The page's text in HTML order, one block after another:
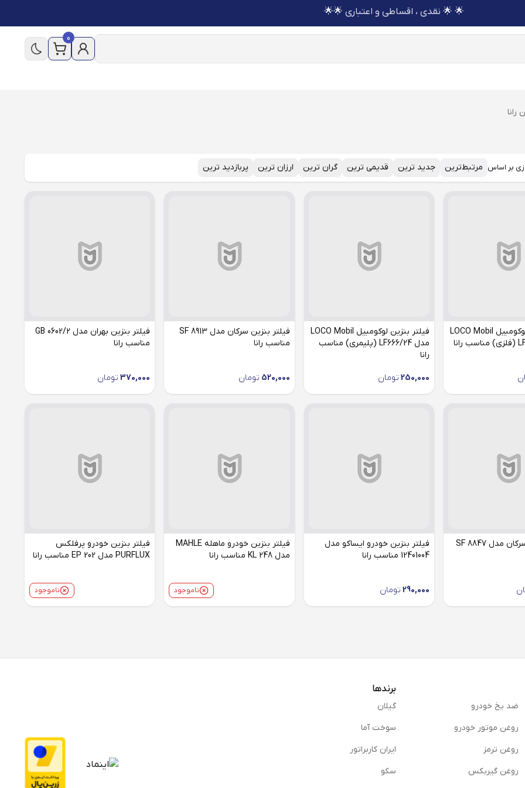
🌟 🌟 نقدی ، اقساطی و اعتباری 🌟🌟
0
رانا
بر اساس مرتبط‌ترین جدید ترین قدیمی ترین گران ترین ارزان ترین پربازدید ترین
فیلتر بنزین لوکومبیل LOCO Mobil
فیلتر بنزین لوکومبیل LOCO Mobil
مدل LF666/24 (پلیمری) مناسب
رانا
250,000 تومان
فیلتر بنزین سرکان مدل SF 8913
مناسب رانا
520,000 تومان
فیلتر بنزین بهران مدل GB 0602/2
مناسب رانا
370,000 تومان
فیلتر بنزین سرکان مدل SF 8847
فیلتر بنزین خودرو ایساکو مدل
12401004 مناسب رانا
290,000 تومان
فیلتر بنزین خودرو ماهله MAHLE
مدل KL 248 مناسب رانا
ناموجود
فیلتر بنزین خودرو پرفلکس
PURFLUX مدل EP 202 مناسب رانا
ناموجود
ضد یخ خودرو
روغن موتور خودرو
روغن ترمز
روغن گیربكس
برندها
گیلان
سوخت آما
ایران کاربراتور
سکو